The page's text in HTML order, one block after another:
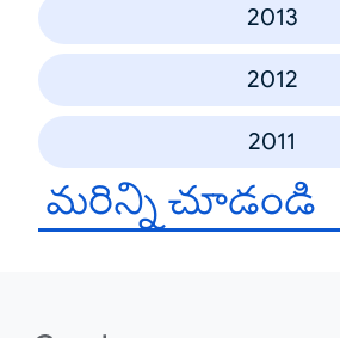
2013
2012
2011
మరిన్ని చూడండి